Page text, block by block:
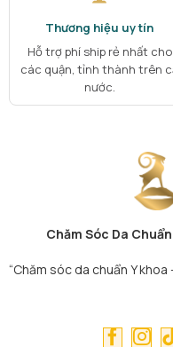
Thương hiệu uy tín
Hỗ trợ phí ship rẻ nhất cho
các quận, tỉnh thành trên
nước.
Chăm Sóc Da
“Chăm sóc da chuẩn Y